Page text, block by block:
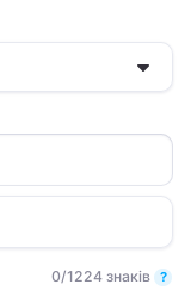
0/1224 знаків ?